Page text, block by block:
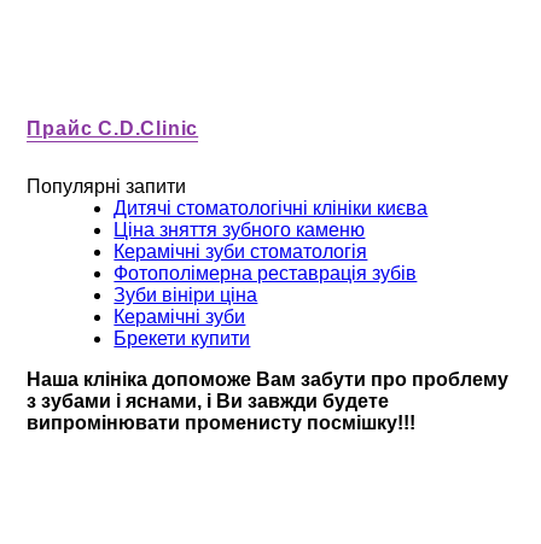
Прайс C.D.Clinic
Популярні запити
Дитячі стоматологічні клініки києва
Ціна зняття зубного каменю
Керамічні зуби стоматологія
Фотополімерна реставрація зубів
Зуби вініри ціна
Керамічні зуби
Брекети купити
Наша клініка допоможе Вам забути про проблему
з зубами і яснами, і Ви завжди будете
випромінювати променисту посмішку!!!